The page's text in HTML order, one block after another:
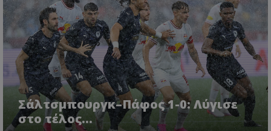
Σάλτσμπουργκ–Πάφος 1-0: Λύγισε
στο τέλος...